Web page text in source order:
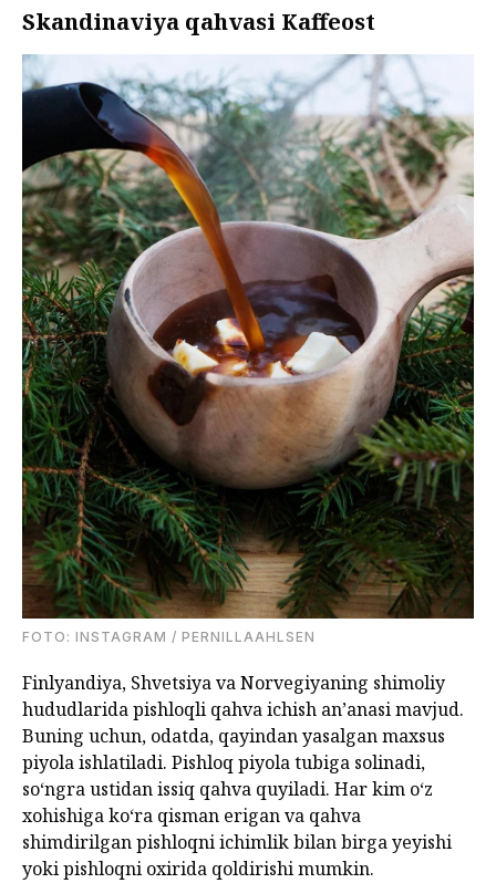
Skandinaviya qahvasi Kaffeost
FOTO: INSTAGRAM / PERNILLAAHLSEN
Finlyandiya, Shvetsiya va Norvegiyaning shimoliy
hududlarida pishloqli qahva ichish an’anasi mavjud.
Buning uchun, odatda, qayindan yasalgan maxsus
piyola ishlatiladi. Pishloq piyola tubiga solinadi,
so‘ngra ustidan issiq qahva quyiladi. Har kim o‘z
xohishiga ko‘ra qisman erigan va qahva
shimdirilgan pishloqni ichimlik bilan birga yeyishi
yoki pishloqni oxirida qoldirishi mumkin.